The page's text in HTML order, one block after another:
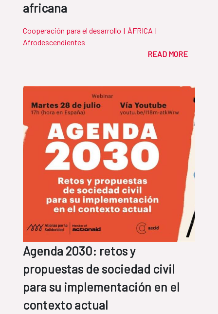
africana
Cooperación para el desarrollo | ÁFRICA |
Afrodescendientes
READ MORE
Agenda 2030: retos y
propuestas de sociedad civil
para su implementación en el
contexto actual